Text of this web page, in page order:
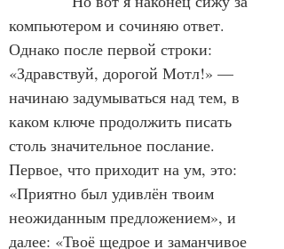
компьютером и сочиняю ответ.
Однако после первой строки:
«Здравствуй, дорогой Мотл!» —
начинаю задумываться над тем, в
каком ключе продолжить писать
столь значительное послание.
Первое, что приходит на ум, это:
«Приятно был удивлён твоим
неожиданным предложением», и
далее: «Твоё щедрое и заманчивое